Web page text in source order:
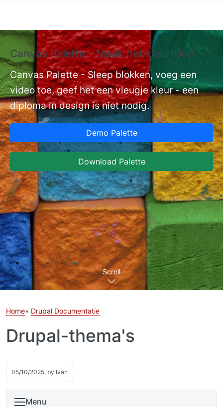
Canvas Palette - Maak het kleurrijk🎨
Canvas Palette - Sleep blokken, voeg een
video toe, geef het een vleugje kleur - een
diploma in design is niet nodig.
Demo Palette
Download Palette
Scroll
Home Drupal Documentatie
Drupal-thema's
05/10/2025, by Ivan
Menu